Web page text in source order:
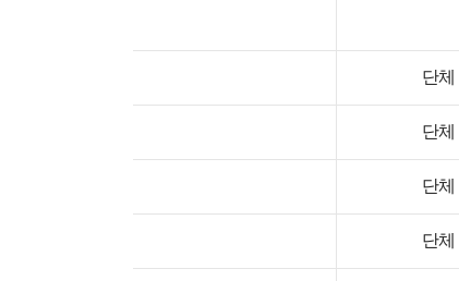
단체
단체
단체
단체